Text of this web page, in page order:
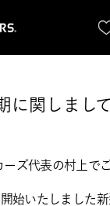
に関しまして
ズ代表の村上でご
始いたしました